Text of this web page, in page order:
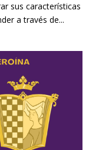
sus características
a través de...